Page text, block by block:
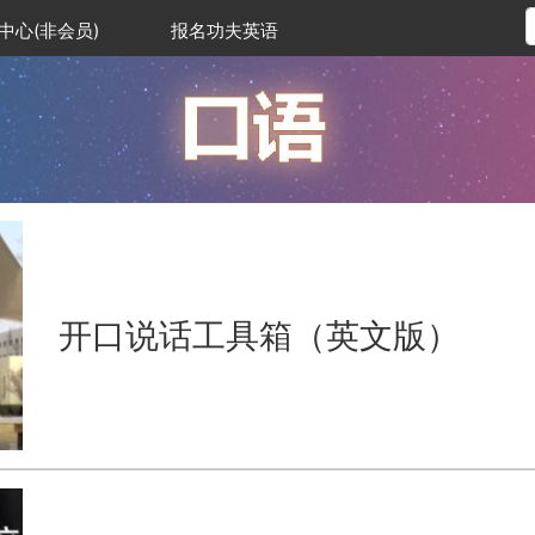
心(非会员) 报名功夫英语
开口说话工具箱（英文版）